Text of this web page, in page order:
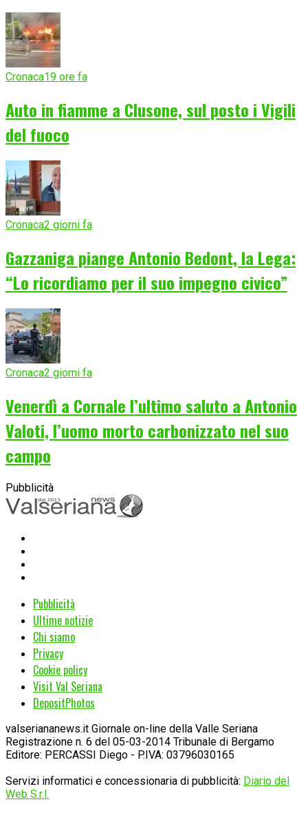
Cronaca19 ore fa
Auto in fiamme a Clusone, sul posto i Vigili
del fuoco
Cronaca2 giorni fa
Gazzaniga piange Antonio Bedont, la Lega:
“Lo ricordiamo per il suo impegno civico”
Cronaca2 giorni fa
Venerdì a Cornale l’ultimo saluto a Antonio
Valoti, l’uomo morto carbonizzato nel suo
campo
Pubblicità
Pubblicità
Ultime notizie
Chi siamo
Privacy
Cookie policy
Visit Val Seriana
DepositPhotos
valseriananews.it Giornale on-line della Valle Seriana
Registrazione n. 6 del 05-03-2014 Tribunale di Bergamo
Editore: PERCASSI Diego - P.IVA: 03796030165
Servizi informatici e concessionaria di pubblicità: Diario del
Web S.r.l.